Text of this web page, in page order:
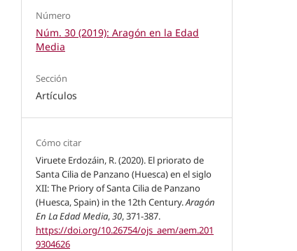
Número
Núm. 30 (2019): Aragón en la Edad
Media
Sección
Artículos
Cómo citar
Viruete Erdozáin, R. (2020). El priorato de
Santa Cilia de Panzano (Huesca) en el siglo
XII: The Priory of Santa Cilia de Panzano
(Huesca, Spain) in the 12th Century.Aragón
En La Edad Media,30, 371-387.
https://doi.org/10.26754/ojs_aem/aem.201
9304626